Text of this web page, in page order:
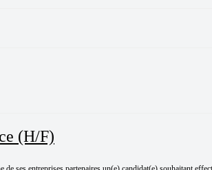
(H/F)